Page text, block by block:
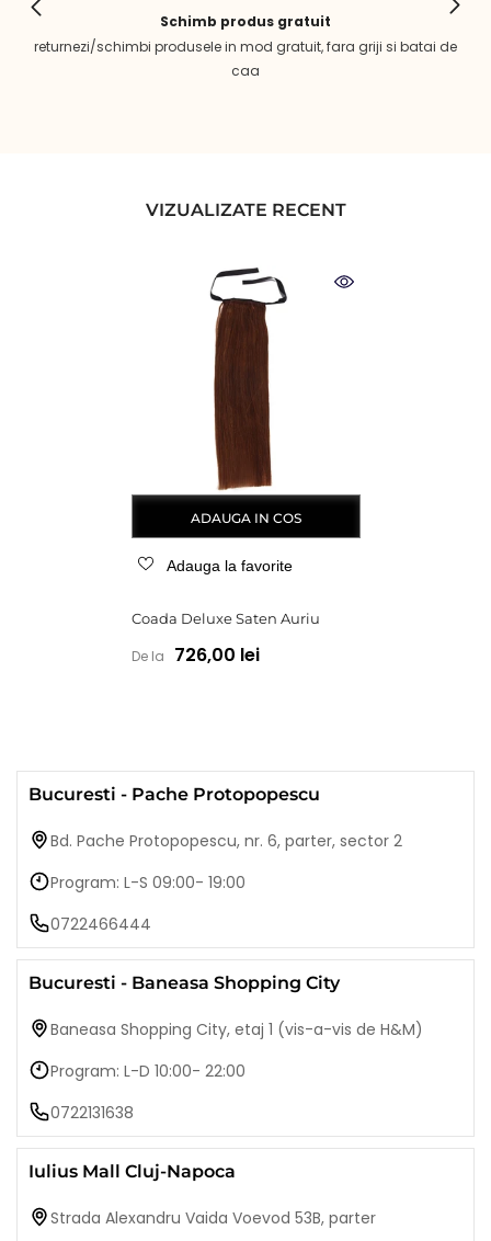
Schimb produs gratuit
returnezi/schimbi produsele in mod gratuit, fara griji si batai de
caa
VIZUALIZATE RECENT
ADAUGA IN COS
Adauga la favorite
Coada Deluxe Saten Auriu
De la 726,00 lei
Bucuresti - Pache Protopopescu
Bd. Pache Protopopescu, nr. 6, parter, sector 2
Program: L-S 09:00- 19:00
0722466444
Bucuresti - Baneasa Shopping City
Baneasa Shopping City, etaj 1 (vis-a-vis de H&M)
Program: L-D 10:00- 22:00
0722131638
Iulius Mall Cluj-Napoca
Strada Alexandru Vaida Voevod 53B, parter